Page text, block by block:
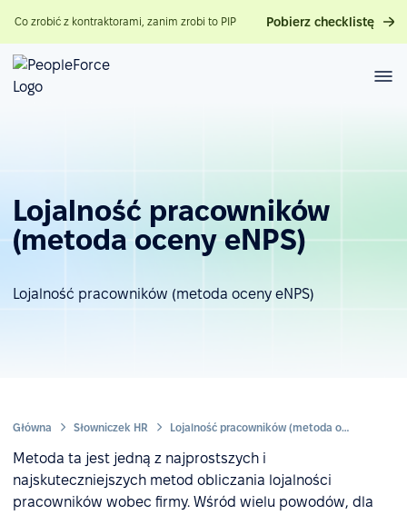
Co zrobić z kontraktorami, zanim zrobi to PIP Pobierz checklistę
Lojalność pracowników
(metoda oceny eNPS)
Lojalność pracowników (metoda oceny eNPS)
Główna Słowniczek HR Lojalność pracowników (metoda oceny eNPS)
Metoda ta jest jedną z najprostszych i
najskuteczniejszych metod obliczania lojalności
pracowników wobec firmy. Wśród wielu powodów, dla